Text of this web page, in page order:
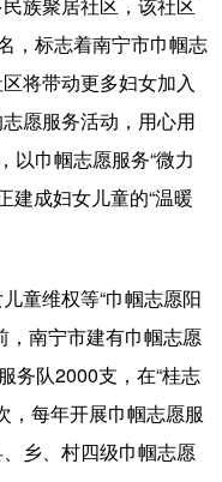
访谈 视频
金融 汽车
息化 乡村振兴
旅游 能源
书画 一带一路
产业
，标志着南宁市巾帼志
将带动更多妇女加入
愿服务活动，用心用
以巾帼志愿服务“微力
建成妇女儿童的“温暖
童维权等“巾帼志愿阳
，南宁市建有巾帼志愿
务队2000支，在“桂志
，每年开展巾帼志愿服
乡、村四级巾帼志愿